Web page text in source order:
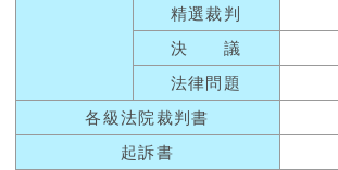
精選裁判
決 議
法律問題
各級法院裁判書
起訴書